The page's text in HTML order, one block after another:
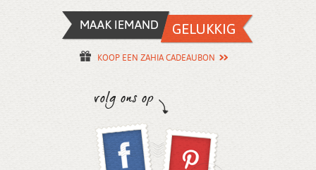
KOOP EEN ZAHIA CADEAUBON